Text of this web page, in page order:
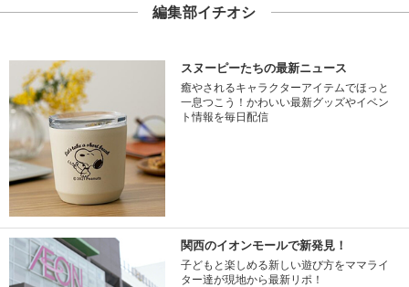
編集部イチオシ
スヌーピーたちの最新ニュース
癒やされるキャラクターアイテムでほっと
一息つこう！かわいい最新グッズやイベン
ト情報を毎日配信
関西のイオンモールで新発見！
子どもと楽しめる新しい遊び方をママライ
ター達が現地から最新リポ！